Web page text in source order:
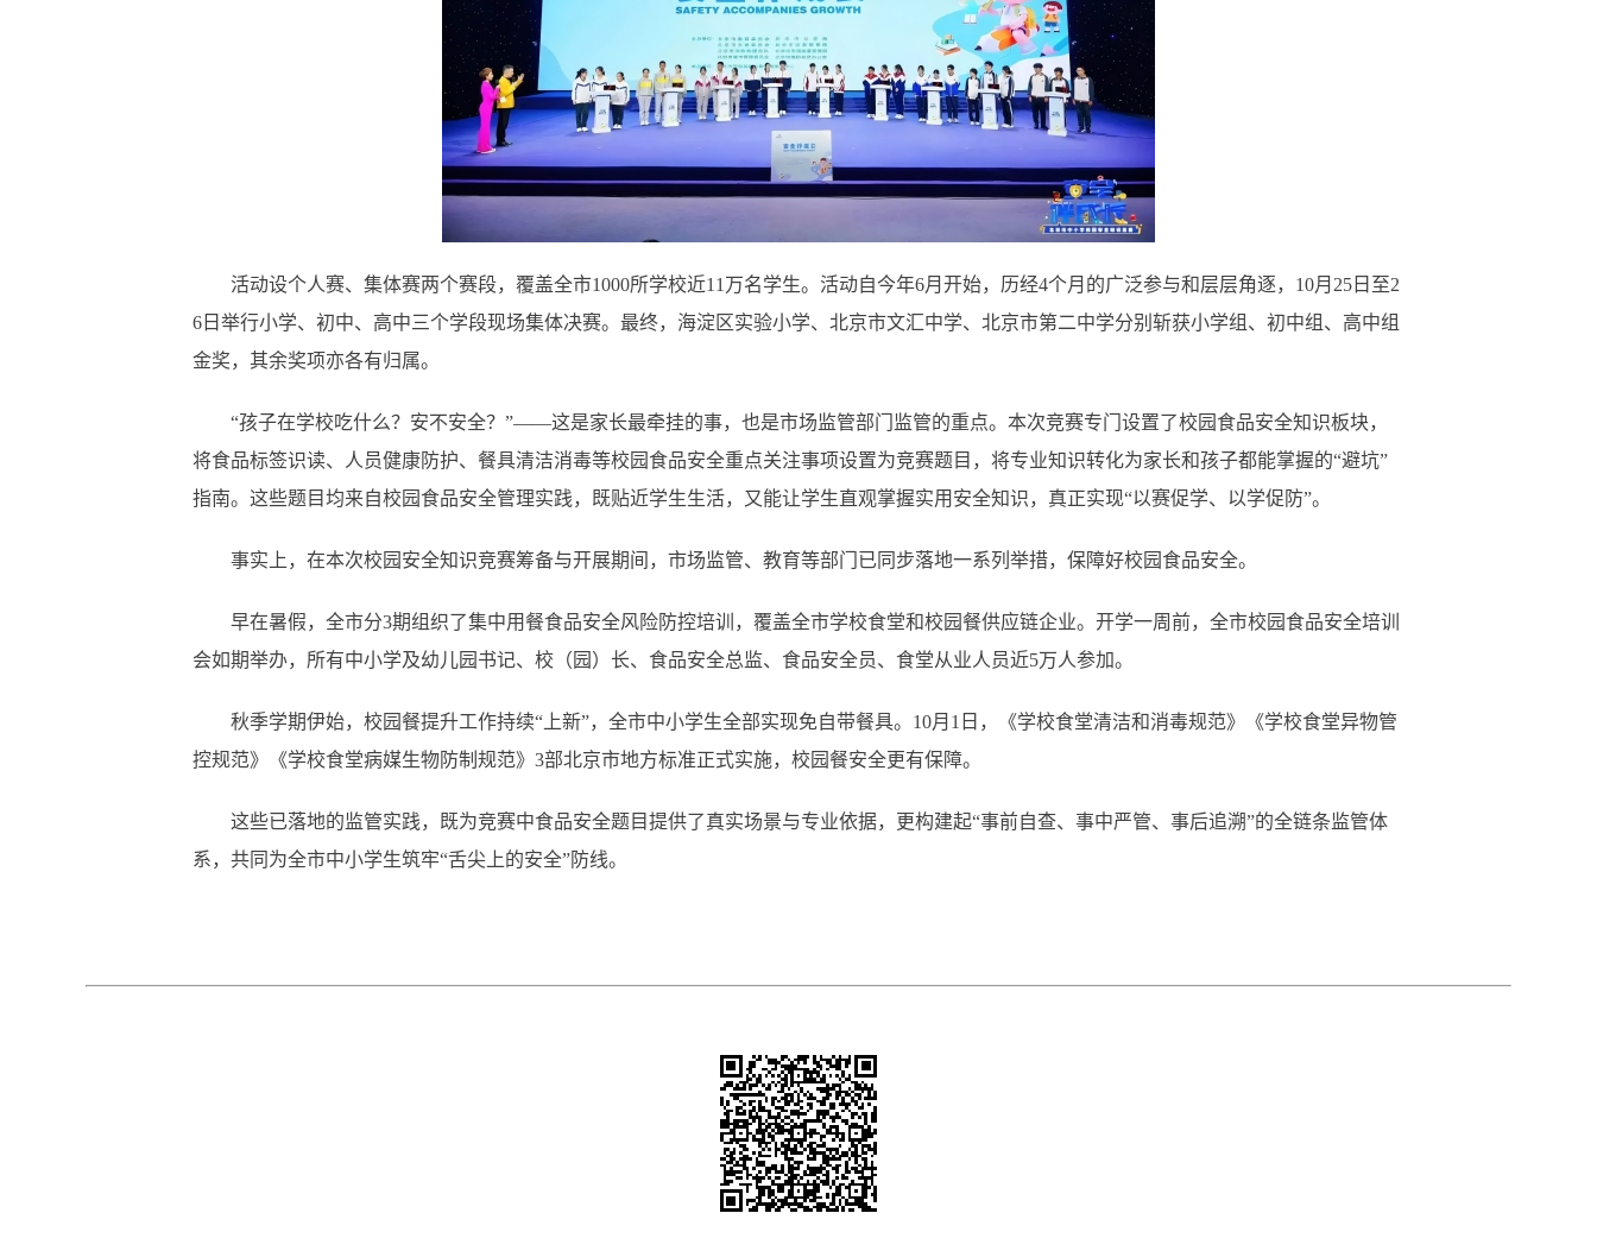
活动设个人赛、集体赛两个赛段，覆盖全市1000所学校近11万名学生。活动自今年6月开始，历经4个月的广泛参与和层层角逐，10月25日至2
6日举行小学、初中、高中三个学段现场集体决赛。最终，海淀区实验小学、北京市文汇中学、北京市第二中学分别斩获小学组、初中组、高中组
金奖，其余奖项亦各有归属。
“孩子在学校吃什么？安不安全？”——这是家长最牵挂的事，也是市场监管部门监管的重点。本次竞赛专门设置了校园食品安全知识板块，
将食品标签识读、人员健康防护、餐具清洁消毒等校园食品安全重点关注事项设置为竞赛题目，将专业知识转化为家长和孩子都能掌握的“避坑”
指南。这些题目均来自校园食品安全管理实践，既贴近学生生活，又能让学生直观掌握实用安全知识，真正实现“以赛促学、以学促防”。
事实上，在本次校园安全知识竞赛筹备与开展期间，市场监管、教育等部门已同步落地一系列举措，保障好校园食品安全。
早在暑假，全市分3期组织了集中用餐食品安全风险防控培训，覆盖全市学校食堂和校园餐供应链企业。开学一周前，全市校园食品安全培训
会如期举办，所有中小学及幼儿园书记、校（园）长、食品安全总监、食品安全员、食堂从业人员近5万人参加。
秋季学期伊始，校园餐提升工作持续“上新”，全市中小学生全部实现免自带餐具。10月1日，《学校食堂清洁和消毒规范》《学校食堂异物管
控规范》《学校食堂病媒生物防制规范》3部北京市地方标准正式实施，校园餐安全更有保障。
这些已落地的监管实践，既为竞赛中食品安全题目提供了真实场景与专业依据，更构建起“事前自查、事中严管、事后追溯”的全链条监管体
系，共同为全市中小学生筑牢“舌尖上的安全”防线。